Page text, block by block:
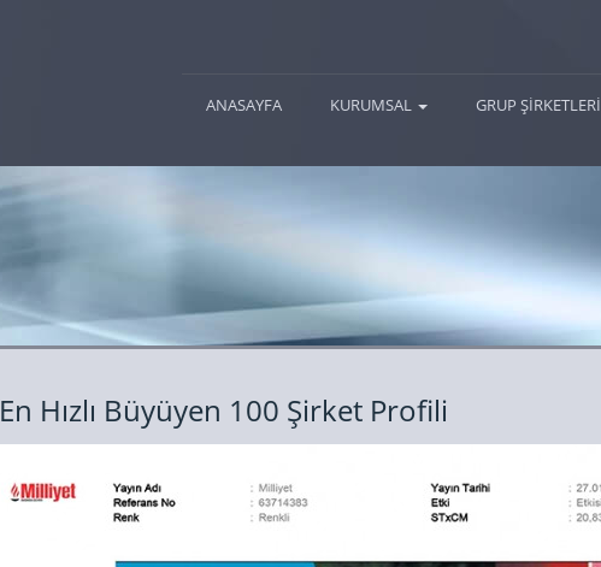
ANASAYFA(current)KURUMSAL GRUP ŞİRKETLERİ
En Hızlı Büyüyen 100 Şirket Profili